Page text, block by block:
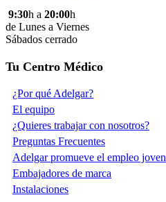
9:30h a 20:00h
de Lunes a Viernes
Sábados cerrado
Tu Centro Médico
¿Por qué Adelgar?
El equipo
¿Quieres trabajar con nosotros?
Preguntas Frecuentes
Adelgar promueve el empleo joven
Embajadores de marca
Instalaciones